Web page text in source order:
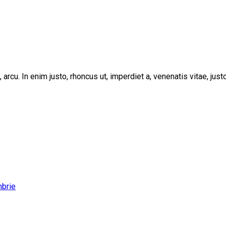
In enim justo, rhoncus ut, imperdiet a, venenatis vitae,